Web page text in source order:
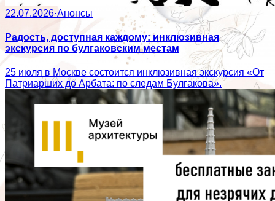
22.07.2026·Анонсы
Радость, доступная каждому: инклюзивная
экскурсия по булгаковским местам
25 июля в Москве состоится инклюзивная экскурсия «От
Патриарших до Арбата: по следам Булгакова».